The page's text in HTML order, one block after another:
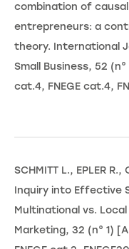
combination of
entrepreneurs: a
theory. International
Small Business, 52
cat.4, FNEGE cat.4,
SCHMITT L., EPLER
Inquiry into Effective
Multinational vs.
Marketing, 32 (n° 1)